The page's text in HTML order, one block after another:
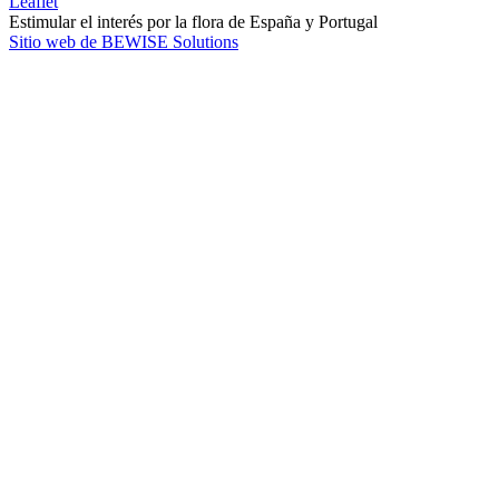
Estimular el interés por la flora de España y Portugal
Sitio web de BEWISE Solutions